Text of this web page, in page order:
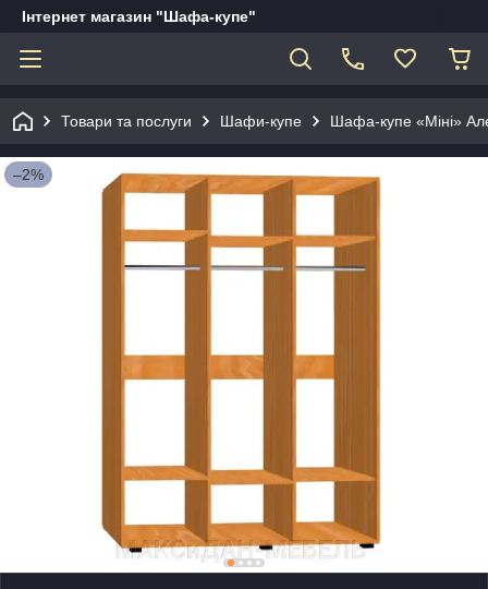
Інтернет магазин "Шафа-купе"
Товари та послуги Шафи-купе Шафа-купе «Міні»
–2%